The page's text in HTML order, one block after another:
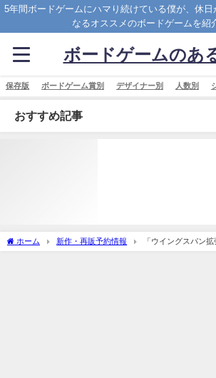
5年間ボードゲームにハマり続けている僕が、休日
なるオススメのボードゲームを紹
ボードゲームのあ
保存版 ボードゲーム賞別 デザイナー別 人数別
おすすめ記事
ホーム 新作・再販予約情報
「ウイングスパン
(Wingspan Americas Expansion)」の概略と予約購入可能